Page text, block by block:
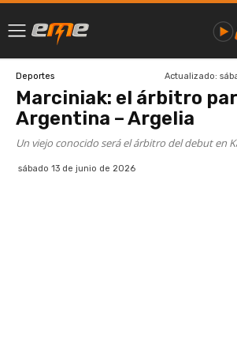
Deportes Actualizado:
Marciniak: el árbitro
Argentina – Argelia
Un viejo conocido será el árbitro del debut en
sábado 13 de junio de 2026